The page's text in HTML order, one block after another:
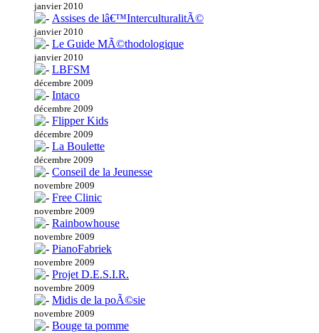
janvier 2010
Assises de lâ€™InterculturalitÃ©
janvier 2010
Le Guide MÃ©thodologique
janvier 2010
LBFSM
décembre 2009
Intaco
décembre 2009
Flipper Kids
décembre 2009
La Boulette
décembre 2009
Conseil de la Jeunesse
novembre 2009
Free Clinic
novembre 2009
Rainbowhouse
novembre 2009
PianoFabriek
novembre 2009
Projet D.E.S.I.R.
novembre 2009
Midis de la poÃ©sie
novembre 2009
Bouge ta pomme